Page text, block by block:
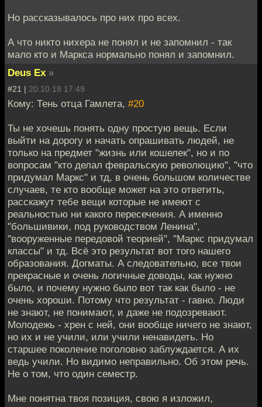
Но рассказывалось про них про всех.
А что никто нихера не понял и не запомнил - так
мало кто и Маркса нормально понял и запомнил.
Deus Ex »
#21 | 20.10.18 17:49
Кому: Тень отца Гамлета, #20
Ты не хочешь понять одну простую вещь. Если
выйти на дорогу и начать опрашивать людей, не
только на предмет "жизнь или кошелек", но и по
вопросам "кто делал февральскую революцию", "что
придумал Маркс" и тд, в очень большом количестве
случаев, те кто вообще может на это ответить,
расскажут тебе вещи которые не имеют с
реальностью ни какого пересечения. А именно
"большивики, под руководством Ленина",
"вооруженные передовой теорией", "Маркс придумал
классы" и тд. Всё это результат вот того нашего
образования. Догматы. А следовательно, все твои
прекрасные и очень логичные доводы, как нужно
было, и почему нужно было вот так как было - не
очень хороши. Потому что результат - гавно. Люди
не знают, не понимают, и даже не подозревают.
Молодежь - хрен с ней, они вообще ничего не знают,
но их и не учили, или учили ненавидеть. Но
старшее поколение поголовно заблуждается. А их
ведь учили. Но видимо неправильно. Об этом речь.
Не о том, что один семестр.
Мне понятна твоя позиция, свою я изложил,